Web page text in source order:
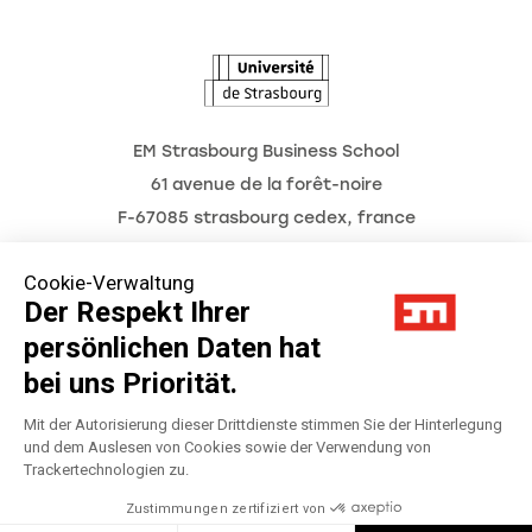
Cookie-Verwaltung
Der Respekt Ihrer
persönlichen Daten hat
bei uns Priorität.
Mit der Autorisierung dieser Drittdienste stimmen Sie der Hinterlegung
und dem Auslesen von Cookies sowie der Verwendung von
Trackertechnologien zu.
Zustimmungen zertifiziert von
EM Strasbourg Business School
61 avenue de la forêt-noire
F-67085 strasbourg cedex, france
Impressum
Datenschutzerklärung
Préférences Cookies